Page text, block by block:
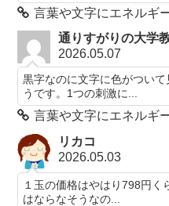
言葉や文字にエネルギ
通りすがりの大学
2026.05.07
黒字なのに文字に色がつい
うです。1つの刺激に...
言葉や文字にエネルギ
リカコ
2026.05.03
１玉の価格はやはり798円
はならなそうなの...